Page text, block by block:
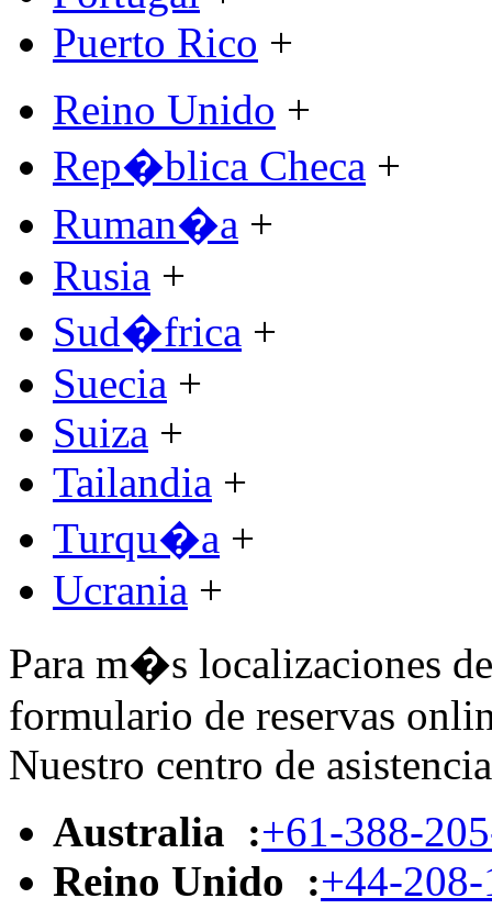
Puerto Rico +
Reino Unido +
Rep�blica Checa +
Ruman�a +
Rusia +
Sud�frica +
Suecia +
Suiza +
Tailandia +
Turqu�a +
Ucrania +
Para m�s localizaciones
formulario de reservas
Nuestro centro de asistencia
Australia :+61-388-
Reino Unido :+44-